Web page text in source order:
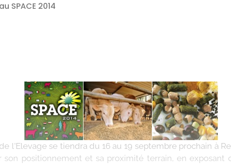
SPACE 2014
l'Elevage se tiendra du 16 au 19 septembre prochain à
positionnement et sa proximité terrain, en